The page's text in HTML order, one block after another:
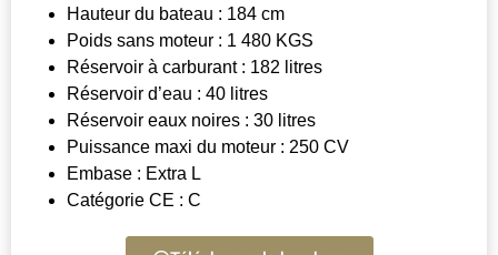
Hauteur du bateau : 184 cm
Poids sans moteur : 1 480 KGS
Réservoir à carburant : 182 litres
Réservoir d’eau : 40 litres
Réservoir eaux noires : 30 litres
Puissance maxi du moteur : 250 CV
Embase : Extra L
Catégorie CE : C